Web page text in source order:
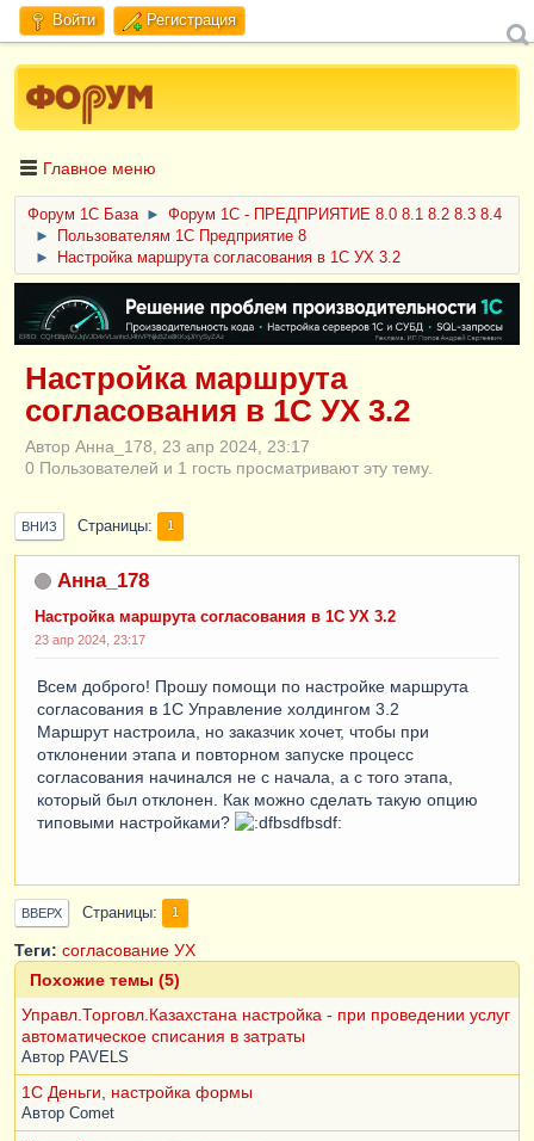
Войти Регистрация
Главное меню
Форум 1C База ►
Форум 1С - ПРЕДПРИЯТИЕ 8.0 8.1 8.2 8.3 8.4
►
Пользователям 1С Предприятие 8
►
Настройка маршрута согласования в 1С УХ 3.2
ERID: CQH36pWzJqVJD4xVLsnhcU4hVPNjkBZe8KKxjJiYySyZAz
Настройка маршрута
согласования в 1С УХ 3.2
Автор Анна_178, 23 апр 2024, 23:17
0 Пользователей и 1 гость просматривают эту тему.
ВНИЗ Страницы 1
Анна_178
Настройка маршрута согласования в 1С УХ 3.2
23 апр 2024, 23:17
Всем доброго! Прошу помощи по настройке маршрута
согласования в 1С Управление холдингом 3.2
Маршрут настроила, но заказчик хочет, чтобы при
отклонении этапа и повторном запуске процесс
согласования начинался не с начала, а с того этапа,
который был отклонен. Как можно сделать такую опцию
типовыми настройками?
ВВЕРХ Страницы 1
Теги: согласование УХ
Похожие темы (5)
Управл.Торговл.Казахстана настройка - при проведении услуг
автоматическое списания в затраты
Автор PAVELS
1C Деньги, настройка формы
Автор Comet